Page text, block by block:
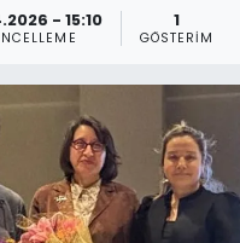
- 15:10 1
GÖSTERIM